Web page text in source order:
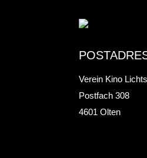
Verein Kino
Postfach 308
4601 Olten